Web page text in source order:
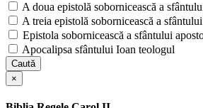
A doua epistolă sobornicească a
A treia epistolă sobornicească a
Epistola sobornicească a sfântului
Apocalipsa sfântului Ioan teologul
Caută
×